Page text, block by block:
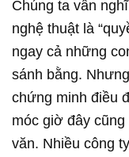
Chúng ta vẫn
nghệ thuật là
ngay cả những
sánh bằng.
chứng minh điều
móc giờ đây
văn. Nhiều công